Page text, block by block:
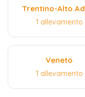
Trentino-Alto
1 allevamento
Veneto
1 allevamento